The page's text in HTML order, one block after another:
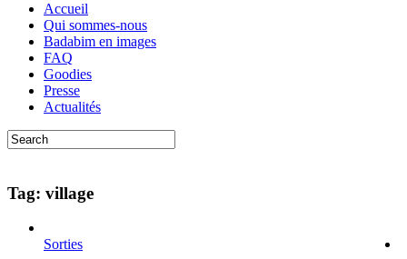
Accueil
Qui sommes-nous
Badabim en images
FAQ
Goodies
Presse
Actualités
Tag: village
Sorties